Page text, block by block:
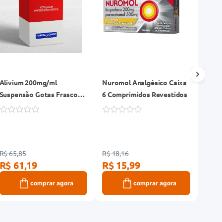
200mg/ml
Gotas Frasco
65,85
61,19
comprar agora
Nuromol Analgésico Caixa
6 Comprimidos Revestidos
R$ 18,16
R$ 15,99
comprar agora